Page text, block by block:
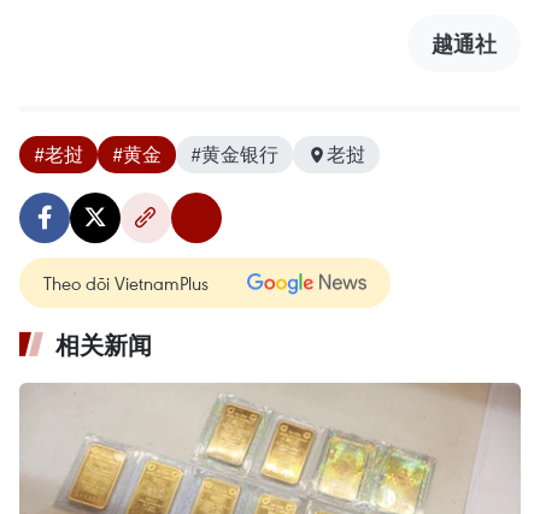
越通社
#老挝 #黄金 #黄金银行 老挝
Theo dõi VietnamPlus
相关新闻